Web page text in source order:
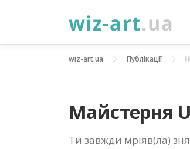
wiz-art.ua Публікації
Майстерня
Ти завжди мріяв(ла)